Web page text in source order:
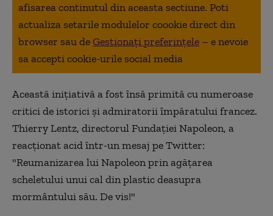
afisarea continutul din aceasta sectiune. Poti
actualiza setarile modulelor coookie direct din
browser sau deGestionați preferințele – e nevoie
sa accepti cookie-urile social media
Această iniţiativă a fost însă primită cu numeroase
critici de istorici şi admiratorii împăratului francez.
Thierry Lentz, directorul Fundaţiei Napoleon, a
reacţionat acid într-un mesaj pe Twitter:
"Reumanizarea lui Napoleon prin agăţarea
scheletului unui cal din plastic deasupra
mormântului său. De vis!"